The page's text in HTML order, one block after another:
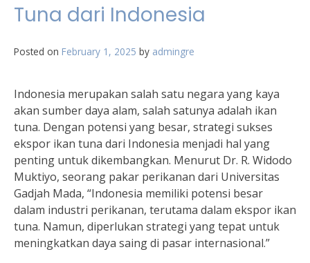
Tuna dari Indonesia
Posted on February 1, 2025 by admingre
Indonesia merupakan salah satu negara yang kaya
akan sumber daya alam, salah satunya adalah ikan
tuna. Dengan potensi yang besar, strategi sukses
ekspor ikan tuna dari Indonesia menjadi hal yang
penting untuk dikembangkan. Menurut Dr. R. Widodo
Muktiyo, seorang pakar perikanan dari Universitas
Gadjah Mada, “Indonesia memiliki potensi besar
dalam industri perikanan, terutama dalam ekspor ikan
tuna. Namun, diperlukan strategi yang tepat untuk
meningkatkan daya saing di pasar internasional.”